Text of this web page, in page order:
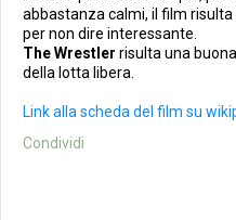
abbastanza calmi, il film
per non dire interessante.
The Wrestler risulta una
della lotta libera.
Link alla scheda del film su
Condividi